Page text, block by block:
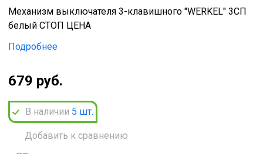
Механизм выключателя 3-клавишного "WERKEL" 3СП
белый СТОП ЦЕНА
Подробнее
679 руб.
В наличии 5 шт.
Добавить к сравнению